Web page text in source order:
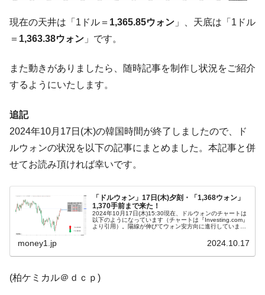
1.9倍！
『Money1』
在韓米国大使スティールが着韓！⇒ さっそ
ドを掲げる「在韓反米勢力」
『Money1』
韓国政府「2035年までに18.4GW規模のAIデ
『Money1』
ほぼ終わった」
『Money1』
韓国『国民年金公団』株価暴落で200兆蒸
発。
ャンペーン」⇒ あの名物教授も登場！
『Money1』
韓国「橋が落ちました」⇒ 耐久性「なさす
ぎ」では。
『Money1』
韓国鉄鋼最大手『POSCO』ズブズブ沈む。
『Money1』
米国下院「韓国の公務員個人をターゲット
現在の天井は「1ドル＝ 1,365.85ウォン 」、天底は「1ドル
＝ 1,363.38ウォン 」です。
また動きがありましたら、随時記事を制作し状況をご紹介
するようにいたします。
追記
2024年10月17日(木)の韓国時間が終了しましたので、ド
ルウォンの状況を以下の記事にまとめました。本記事と併
せてお読み頂ければ幸いです。
「ドルウォン」17日(木)夕刻・「1,368ウォン」
1,370手前まで来た！
2024年10月17日(木)15:30現在、ドルウォンのチャートは
以下のようになっています（チャートは『Investing.com』
より引用）。陽線が伸びてウォン安方向に進行していま
money1.jp 2024.10.17
(柏ケミカル＠ｄｃｐ)